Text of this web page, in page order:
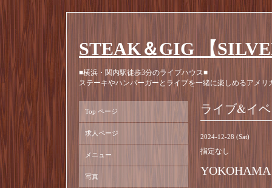
STEAK＆GIG 【
■横浜・関内駅徒歩3分のライブハウス■
ステーキやハンバーガーとライブを一緒に楽しめるアメリ
ライブ&イ
2024-12-28 (Sat)
指定なし
Top ページ
求人ページ
メニュー
写真